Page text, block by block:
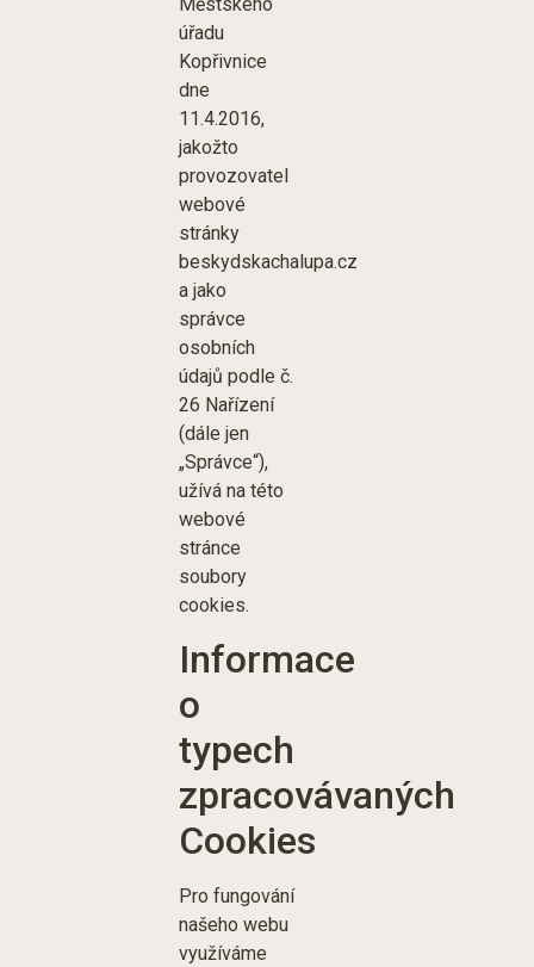
úřadu
Kopřivnice
dne
11.4.2016,
jakožto
provozovatel
webové
stránky
beskydskachalupa.cz
a jako
správce
osobních
údajů podle č.
26 Nařízení
(dále jen
„Správce“),
užívá na této
webové
stránce
soubory
cookies.
Informace
o
typech
zpracovávaných
Cookies
Pro fungování
našeho webu
využíváme